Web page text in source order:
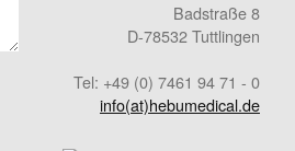
Badstraße 8
D-78532 Tuttlingen
Tel: +49 (0) 7461 94 71 - 0
info(at)hebumedical.de